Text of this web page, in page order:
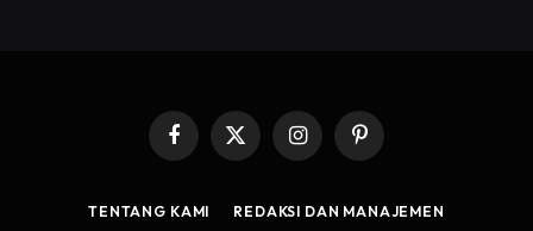
Facebook
X
InstagramPinterest
TENTANG KAMI REDAKSI DAN MANAJEMEN